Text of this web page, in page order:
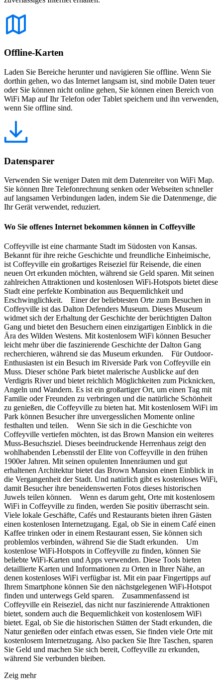
Offline-Karten
Laden Sie Bereiche herunter und navigieren Sie offline. Wenn Sie
dorthin gehen, wo das Internet langsam ist, sind mobile Daten teuer
oder Sie können nicht online gehen, Sie können einen Bereich von
WiFi Map auf Ihr Telefon oder Tablet speichern und ihn verwenden,
wenn Sie offline sind.
Datensparer
Verwenden Sie weniger Daten mit dem Datenreiter von WiFi Map.
Sie können Ihre Telefonrechnung senken oder Webseiten schneller
auf langsamen Verbindungen laden, indem Sie die Datenmenge, die
Ihr Gerät verwendet, reduziert.
Wo Sie offenes Internet bekommen können in Coffeyville
Coffeyville ist eine charmante Stadt im Südosten von Kansas.
Bekannt für ihre reiche Geschichte und freundliche Einheimische,
ist Coffeyville ein großartiges Reiseziel für Reisende, die einen
neuen Ort erkunden möchten, während sie Geld sparen. Mit seinen
zahlreichen Attraktionen und kostenlosen WiFi-Hotspots bietet diese
Stadt eine perfekte Kombination aus Bequemlichkeit und
Erschwinglichkeit. Einer der beliebtesten Orte zum Besuchen in
Coffeyville ist das Dalton Defenders Museum. Dieses Museum
widmet sich der Erhaltung der Geschichte der berüchtigten Dalton
Gang und bietet den Besuchern einen einzigartigen Einblick in die
Ära des Wilden Westens. Mit kostenlosem WiFi können Besucher
leicht mehr über die faszinierende Geschichte der Dalton Gang
recherchieren, während sie das Museum erkunden. Für Outdoor-
Enthusiasten ist ein Besuch im Riverside Park von Coffeyville ein
Muss. Dieser schöne Park bietet malerische Ausblicke auf den
Verdigris River und bietet reichlich Möglichkeiten zum Picknicken,
Angeln und Wandern. Es ist ein großartiger Ort, um einen Tag mit
Familie oder Freunden zu verbringen und die natürliche Schönheit
zu genießen, die Coffeyville zu bieten hat. Mit kostenlosem WiFi im
Park können Besucher ihre unvergesslichen Momente online
festhalten und teilen. Wenn Sie sich in die Geschichte von
Coffeyville vertiefen möchten, ist das Brown Mansion ein weiteres
Muss-Besuchsziel. Dieses beeindruckende Herrenhaus zeigt den
wohlhabenden Lebensstil der Elite von Coffeyville in den frühen
1900er Jahren. Mit seinen opulenten Innenräumen und gut
erhaltenen Architektur bietet das Brown Mansion einen Einblick in
die Vergangenheit der Stadt. Und natürlich gibt es kostenloses WiFi,
damit Besucher ihre beneidenswerten Fotos dieses historischen
Juwels teilen können. Wenn es darum geht, Orte mit kostenlosem
WiFi in Coffeyville zu finden, werden Sie positiv überrascht sein.
Viele lokale Geschäfte, Cafés und Restaurants bieten ihren Gästen
einen kostenlosen Internetzugang. Egal, ob Sie in einem Café einen
Kaffee trinken oder in einem Restaurant essen, Sie können sich
problemlos verbinden, während Sie die Stadt erkunden. Um
kostenlose WiFi-Hotspots in Coffeyville zu finden, können Sie
beliebte WiFi-Karten und Apps verwenden. Diese Tools bieten
detaillierte Karten und Informationen zu Orten in Ihrer Nähe, an
denen kostenloses WiFi verfügbar ist. Mit ein paar Fingertipps auf
Ihrem Smartphone können Sie den nächstgelegenen WiFi-Hotspot
finden und unterwegs Geld sparen. Zusammenfassend ist
Coffeyville ein Reiseziel, das nicht nur faszinierende Attraktionen
bietet, sondern auch die Bequemlichkeit von kostenlosem WiFi
bietet. Egal, ob Sie die historischen Stätten der Stadt erkunden, die
Natur genießen oder einfach etwas essen, Sie finden viele Orte mit
kostenlosem Internetzugang. Also packen Sie Ihre Taschen, sparen
Sie Geld und machen Sie sich bereit, Coffeyville zu erkunden,
während Sie verbunden bleiben.
Zeig mehr